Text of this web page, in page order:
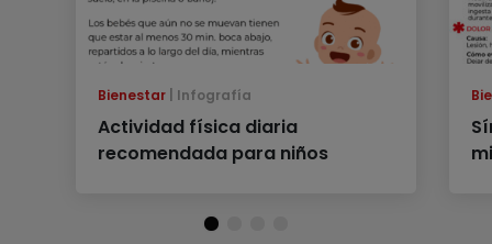
Bienestar Infografía
Actividad física diaria
recomendada para niños